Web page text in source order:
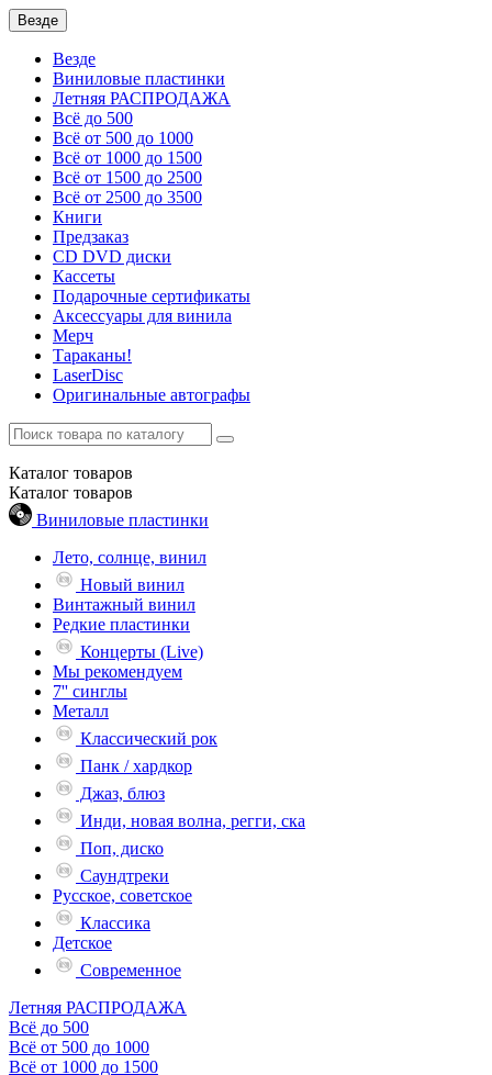
Везде
Везде
Виниловые пластинки
Летняя РАСПРОДАЖА
Всё до 500
Всё от 500 до 1000
Всё от 1000 до 1500
Всё от 1500 до 2500
Всё от 2500 до 3500
Книги
Предзаказ
CD DVD диски
Кассеты
Подарочные сертификаты
Аксессуары для винила
Мерч
Тараканы!
LaserDisc
Оригинальные автографы
Каталог товаров
Каталог товаров
Виниловые пластинки
Лето, солнце, винил
Новый винил
Винтажный винил
Редкие пластинки
Концерты (Live)
Мы рекомендуем
7'' синглы
Металл
Классический рок
Панк / хардкор
Джаз, блюз
Инди, новая волна, регги, ска
Поп, диско
Саундтреки
Русское, советское
Классика
Детское
Современное
Летняя РАСПРОДАЖА
Всё до 500
Всё от 500 до 1000
Всё от 1000 до 1500